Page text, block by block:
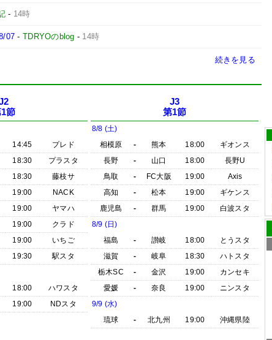
- 14時
07 - TDRYOのblog - 14時
続きを見る
節
14:45
プレド
18:30
プラスタ
18:30
藤枝サ
19:00
NACK
19:00
ヤマハ
19:00
クラド
19:00
いちご
19:30
駅スタ
18:00
ハワスタ
19:00 NDスタ
J3
第1節
8/8 (土)
相模原
- 熊本 18:00
ギオンス
長野
- 山口 18:00
長野U
鳥取
- FC大阪 19:00
Axis
高知
- 松本 19:00
ギケンス
鹿児島
- 群馬 19:00
白波スタ
8/9 (日)
福島
- 讃岐 18:00
とうスタ
滋賀
- 岐阜 18:30
ハトスタ
栃木SC
- 金沢 19:00
カンセキ
愛媛
- 奈良 19:00
ニンスタ
9/9 (水)
琉球
- 北九州 19:00 沖縄県陸